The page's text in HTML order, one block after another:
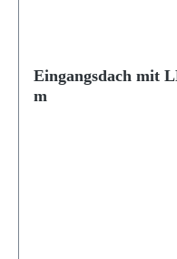
Eingangsdach mit
m